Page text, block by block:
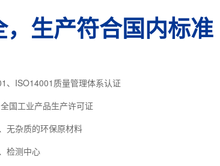
生产符合国内标准
、ISO14001质量管理体系认证
国工业产品生产许可证
无杂质的环保原材料
检测中心